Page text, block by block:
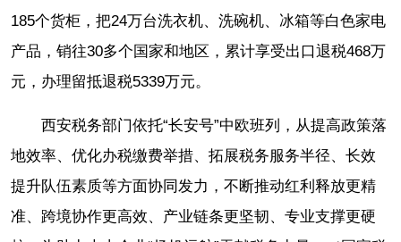
185个货柜，把24万台洗衣机、洗碗机、冰箱等白色家电
产品，销往30多个国家和地区，累计享受出口退税468万
元，办理留抵退税5339万元。
西安税务部门依托“长安号”中欧班列，从提高政策落
地效率、优化办税缴费举措、拓展税务服务半径、长效
提升队伍素质等方面协同发力，不断推动红利释放更精
准、跨境协作更高效、产业链条更坚韧、专业支撑更硬